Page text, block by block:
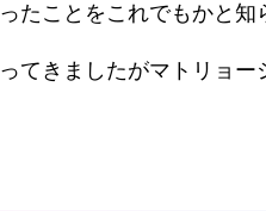
たことをこれでもかと
てきましたがマトリョー